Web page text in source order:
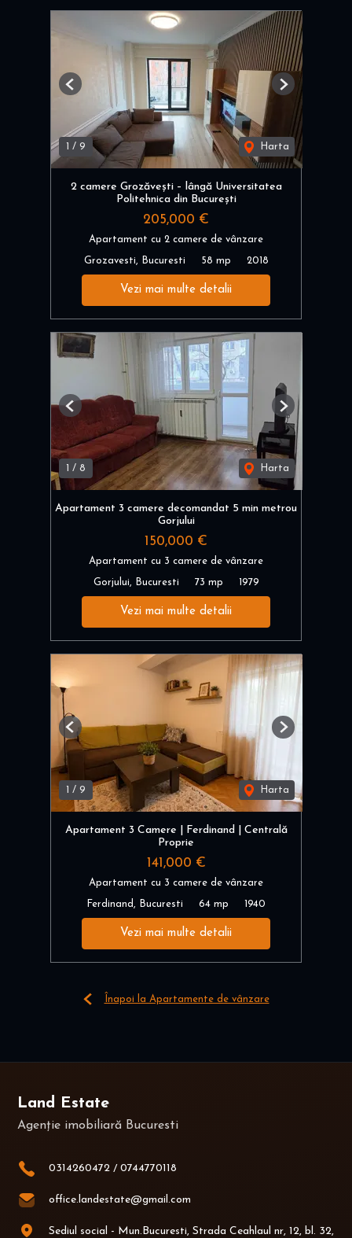
/ 9 Harta
Previous Next
2 camere Grozăvești – lângă Universitatea
Politehnica din București
205,000 €
Apartament cu 2 camere de vânzare
Grozavesti, Bucuresti 58 mp 2018
Vezi mai multe detalii
1 / 8 Harta
Previous Next
Apartament 3 camere decomandat 5 min metrou
Gorjului
150,000 €
Apartament cu 3 camere de vânzare
Gorjului, Bucuresti 73 mp 1979
Vezi mai multe detalii
1 / 9 Harta
Previous Next
Apartament 3 Camere | Ferdinand | Centrală
Proprie
141,000 €
Apartament cu 3 camere de vânzare
Ferdinand, Bucuresti 64 mp 1940
Vezi mai multe detalii
Înapoi la Apartamente de vânzare
Land Estate
Agenție imobiliară Bucuresti
0314260472 / 0744770118
office.landestate@gmail.com
Sediul social - Mun.Bucuresti, Strada Ceahlaul nr, 12, bl. 32,